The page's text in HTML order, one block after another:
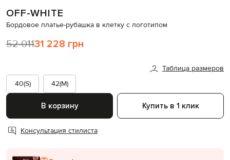
OFF-WHITE
Бордовое платье-рубашка в клетку с логотипом
52 01131 228 грн
Таблица размеров
40(S)
42(M)
В корзину Купить в 1 клик
Консультация стилиста